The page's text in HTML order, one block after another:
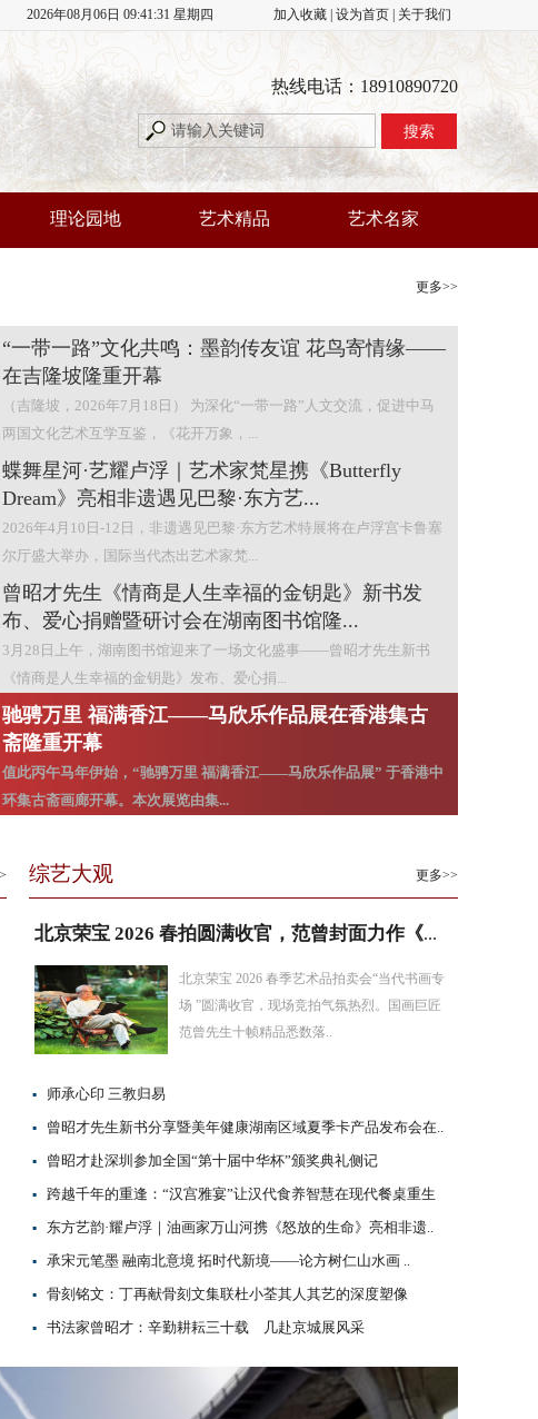
2026年08月06日 09:41:32 星期四 加入收藏 设为首页 关于我们
热线电话：18910890720
理论园地 艺术精品 艺术名家
更多>>
“一带一路”文化共鸣：墨韵传友谊 花鸟寄情缘——
在吉隆坡隆重开幕
（吉隆坡，2026年7月18日） 为深化“一带一路”人文交流，促进中马
两国文化艺术互学互鉴，《花开万象，...
蝶舞星河·艺耀卢浮｜艺术家梵星携《Butterfly
Dream》亮相非遗遇见巴黎·东方艺...
2026年4月10日-12日，非遗遇见巴黎·东方艺术特展将在卢浮宫卡鲁塞
尔厅盛大举办，国际当代杰出艺术家梵...
曾昭才先生《情商是人生幸福的金钥匙》新书发
布、爱心捐赠暨研讨会在湖南图书馆隆...
3月28日上午，湖南图书馆迎来了一场文化盛事——曾昭才先生新书
《情商是人生幸福的金钥匙》发布、爱心捐...
驰骋万里 福满香江——马欣乐作品展在香港集古
斋隆重开幕
值此丙午马年伊始，“驰骋万里 福满香江——马欣乐作品展” 于香港中
环集古斋画廊开幕。本次展览由集...
亮相法国卢浮宫
黄河印社创社老社长、山西篆刻艺术家张灯先生，携其独创十幅落叶
印精品，将于今年4月登陆法国卢浮宫展出。
综艺大观 更多>>
北京荣宝 2026 春拍圆满收官，范曾封面力作《东坡得砚》..
北京荣宝 2026 春季艺术品拍卖会“当代书画专
场 ”圆满收官，现场竞拍气氛热烈。国画巨匠
范曾先生十帧精品悉数落..
▪ 师承心印 三教归易
▪ 曾昭才先生新书分享暨美年健康湖南区域夏季卡产品发布会在..
▪ 曾昭才赴深圳参加全国“第十届中华杯”颁奖典礼侧记
▪ 跨越千年的重逢：“汉宫雅宴”让汉代食养智慧在现代餐桌重生
▪ 东方艺韵·耀卢浮｜油画家万山河携《怒放的生命》亮相非遗..
▪ 承宋元笔墨 融南北意境 拓时代新境——论方树仁山水画 ..
▪ 骨刻铭文：丁再献骨刻文集联杜小荃其人其艺的深度塑像
▪ 书法家曾昭才：辛勤耕耘三十载 几赴京城展风采